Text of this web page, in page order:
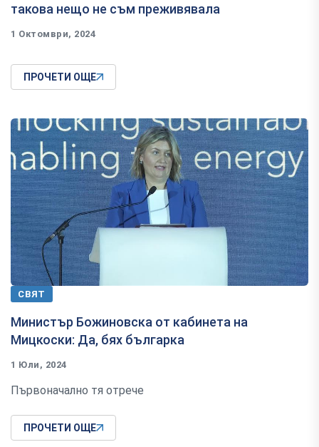
такова нещо не съм преживявала
1 Октомври, 2024
ПРОЧЕТИ ОЩЕ
СВЯТ
Министър Божиновска от кабинета на
Мицкоски: Да, бях българка
1 Юли, 2024
Първоначално тя отрече
ПРОЧЕТИ ОЩЕ